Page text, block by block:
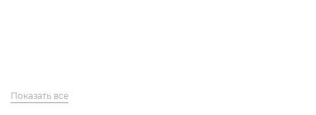
Показать все